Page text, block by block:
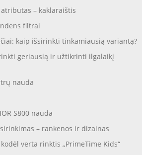
– kaklaraištis
filtrai
kaip išsirinkti tinkamiausią variantą?
geriausią ir užtikrinti ilgalaikį
nauda
S800 nauda
– rankenos ir dizainas
verta rinktis „PrimeTime Kids“